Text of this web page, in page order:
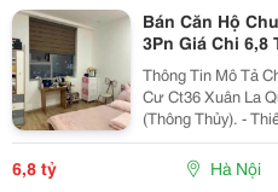
Bán Căn Hộ
3Pn Giá Chi 6,8
Thông Tin Mô Tả Chính Chủ Bán Nhanh Căn Hộ Chung
Cư Ct36 Xuân La
(Thông Thủy). -
Công. - Tầng
Đầy Đủ. - Sổ Đỏ
6,8 tỷ Hà Nội